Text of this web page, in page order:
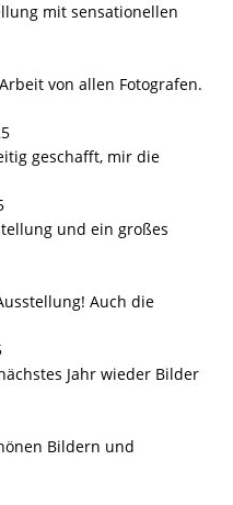
mit sensationellen
von allen Fotografen.
geschafft, mir die
und ein großes
Auch die
Jahr wieder Bilder
Bildern und